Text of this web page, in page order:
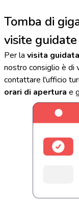
Tomba di
visite guidate
Per la visita
nostro consiglio è di
contattare l'ufficio
orari di apertura e